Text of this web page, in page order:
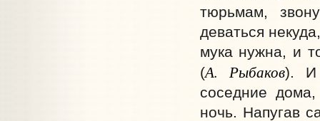
тюрьмам,
деваться
мука нужна, и
(А. Рыбаков). И
соседние
ночь. Напугав